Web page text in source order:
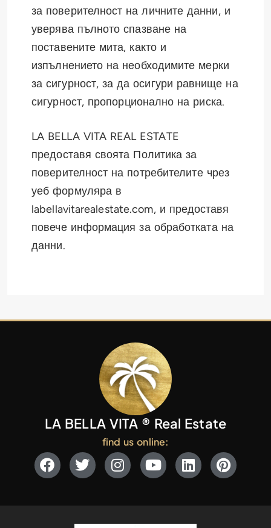
за поверителност на личните данни, и
уверява пълното спазване на
поставените мита, както и
изпълнението на необходимите мерки
за сигурност, за да осигури равнище на
сигурност, пропорционално на риска.
LA BELLA VITA REAL ESTATE
предоставя своята Политика за
поверителност на потребителите чрез
уеб формуляра в
labellavitarealestate.com, и предоставя
повече информация за обработката на
данни.
LA BELLA VITA ® Real Estate
find us online: